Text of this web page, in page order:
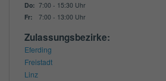
Do: 7:00 - 15:30 Uhr
Fr:
7:00 - 13:00 Uhr
Zulassungsbezirke:
Eferding
Freistadt
Linz